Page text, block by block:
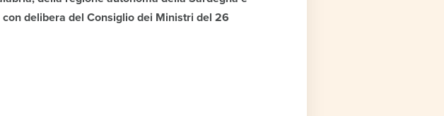
delibera del Consiglio dei Ministri del 26